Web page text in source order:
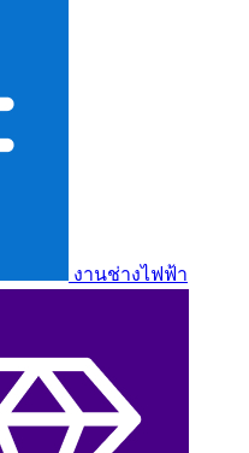
งานช่างไฟฟ้า